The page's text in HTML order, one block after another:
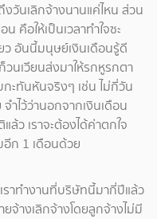
วันเลิกจ้างนานแค่ไหน ส่วน
คือให้เป็นเวลาทำใจซะ
ว อันนี้มนุษย์เงินเดือนรู้ดี
วนเวียนส่งมาให้รกหูรกตา
กะทันหันจริงๆ เช่น ไม่กี่วัน
ำไว้ว่านอกจากเงินเดือน
ว เราจะต้องได้ค่าตกใจ
อีก 1 เดือนด้วย
ราทำงานที่บริษัทนี้มากี่ปีแล้ว
จ้างเลิกจ้างโดยลูกจ้างไม่มี